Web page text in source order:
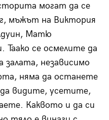
могат да се
мъжът на Виктория
Матю
Taако се осмелите да
залата, независимо
няма да останете
да видите, усетите,
Каквото и да си